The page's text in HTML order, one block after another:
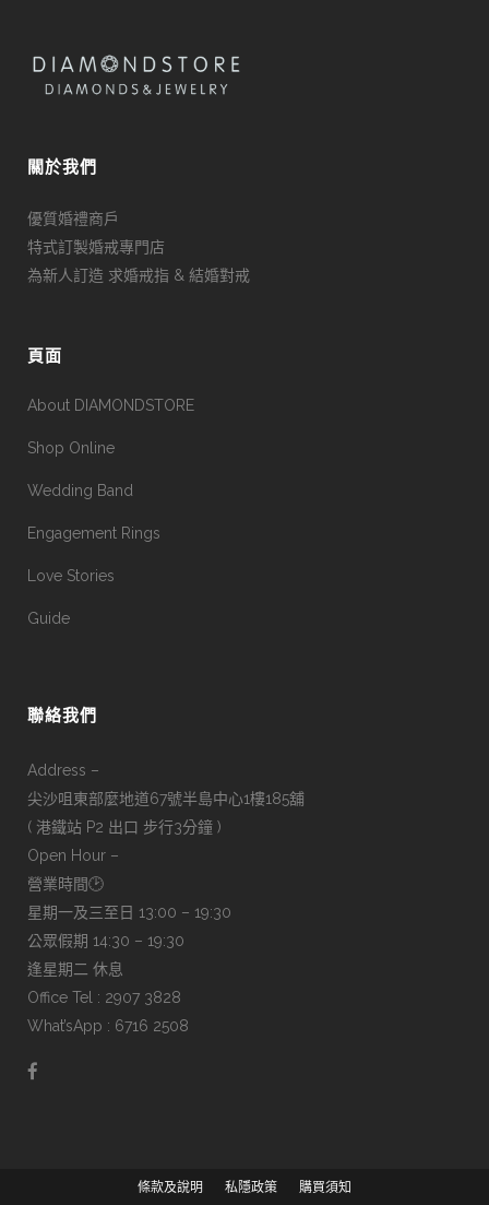
關於我們
優質婚禮商戶
特式訂製婚戒專門店
為新人訂造 求婚戒指 & 結婚對戒
頁面
About DIAMONDSTORE
Shop Online
Wedding Band
Engagement Rings
Love Stories
Guide
聯絡我們
Address –
尖沙咀東部麼地道67號半島中心1樓185舖
( 港鐵站 P2 出口 步行3分鐘 )
Open Hour –
營業時間🕑
星期一及三至日 13:00 – 19:30
公眾假期 14:30 – 19:30
逢星期二 休息
Office Tel : 2907 3828
What’sApp : 6716 2508
條款及說明 私隱政策 購買須知